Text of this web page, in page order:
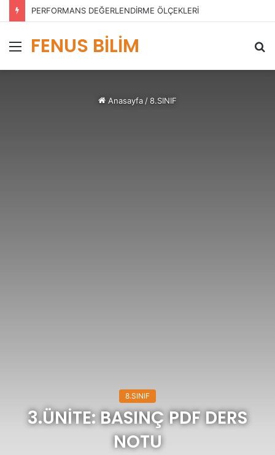
PERFORMANS DEĞERLENDİRME ÖLÇEKLERİ
Menü
FENUS BİLİM
Anasayfa /8.SINIF
8.SINIF
3.ÜNİTE: BASINÇ PDF DERS
NOTU